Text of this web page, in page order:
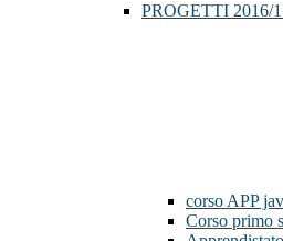
PROGETTI 2016/
corso APP
Corso primo